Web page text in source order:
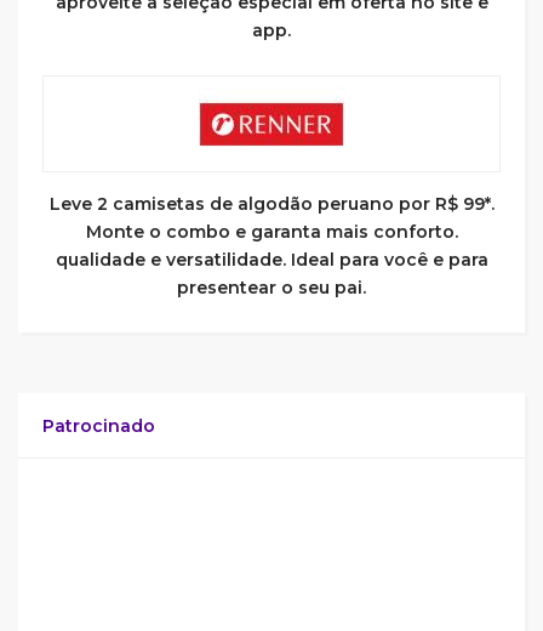
app.
Leve 2 camisetas de algodão peruano por R$ 99*.
Monte o combo e garanta mais conforto.
qualidade e versatilidade. Ideal para você e para
presentear o seu pai.
Patrocinado